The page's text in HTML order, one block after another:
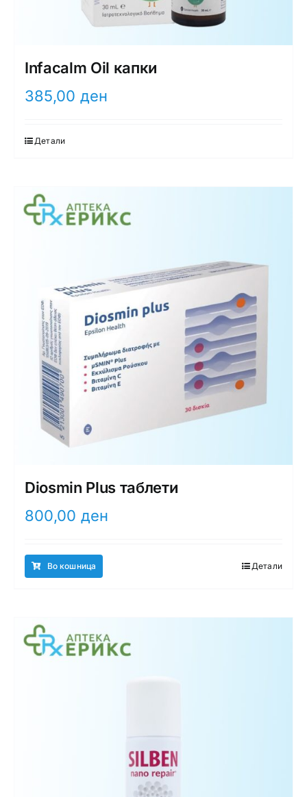
Infacalm Oil капки
385,00 ден
Детали
Diosmin Plus таблети
800,00 ден
Во кошница Детали